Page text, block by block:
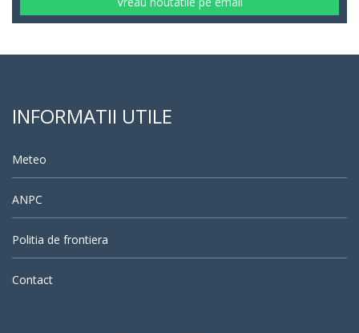
INFORMATII UTILE
Meteo
ANPC
Politia de frontiera
Contact